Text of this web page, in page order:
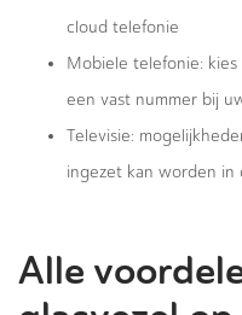
cloud telefonie
Mobiele telefonie:
een vast nummer bij
Televisie:
ingezet kan worden in
Alle